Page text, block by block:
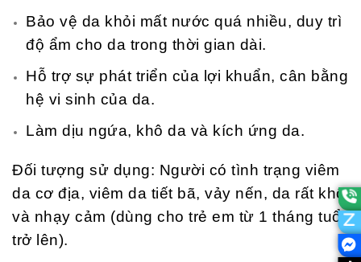
Bảo vệ da khỏi mất nước quá nhiều, duy trì
độ ẩm cho da trong thời gian dài.
Hỗ trợ sự phát triển của lợi khuẩn, cân bằng
hệ vi sinh của da.
Làm dịu ngứa, khô da và kích ứng da.
Đối tượng sử dụng: Người có tình trạng viêm
da cơ địa, viêm da tiết bã, vảy nến, da rất khô
và nhạy cảm (dùng cho trẻ em từ 1 tháng tuổi
trở lên).